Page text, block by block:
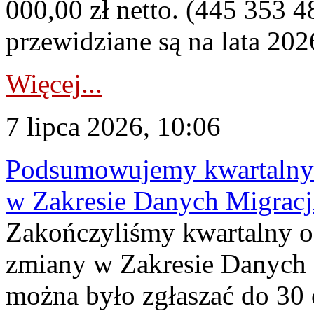
000,00 zł netto. (445 353
przewidziane są na lata
Więcej...
7 lipca 2026, 10:06
Podsumowujemy
w Zakresie Danych
Zakończyliśmy kwartalny
zmiany w Zakresie
można było zgłaszać do